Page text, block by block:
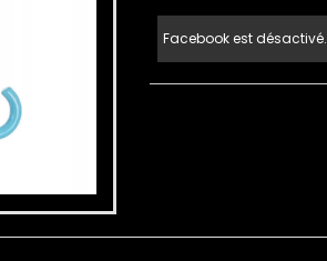
Facebook est désactivé.